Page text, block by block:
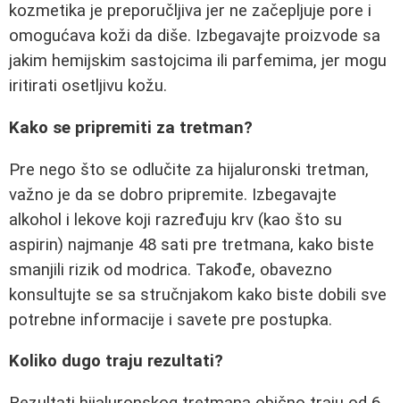
kozmetika je preporučljiva jer ne začepljuje pore i
omogućava koži da diše. Izbegavajte proizvode sa
jakim hemijskim sastojcima ili parfemima, jer mogu
iritirati osetljivu kožu.
Kako se pripremiti za tretman?
Pre nego što se odlučite za hijaluronski tretman,
važno je da se dobro pripremite. Izbegavajte
alkohol i lekove koji razređuju krv (kao što su
aspirin) najmanje 48 sati pre tretmana, kako biste
smanjili rizik od modrica. Takođe, obavezno
konsultujte se sa stručnjakom kako biste dobili sve
potrebne informacije i savete pre postupka.
Koliko dugo traju rezultati?